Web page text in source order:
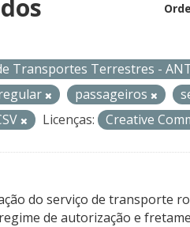
Transportes Terrestres -
passageiros
Licenças: Creative
do serviço de transporte
de autorização e